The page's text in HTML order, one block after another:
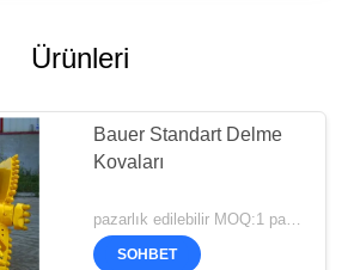
Ürünleri
Bauer Standart Delme
Kovaları
pazarlık edilebilir MOQ:1 parça
SOHBET